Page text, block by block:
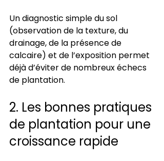
Un diagnostic simple du sol
(observation de la texture, du
drainage, de la présence de
calcaire) et de l’exposition permet
déjà d’éviter de nombreux échecs
de plantation.
2. Les bonnes pratiques
de plantation pour une
croissance rapide